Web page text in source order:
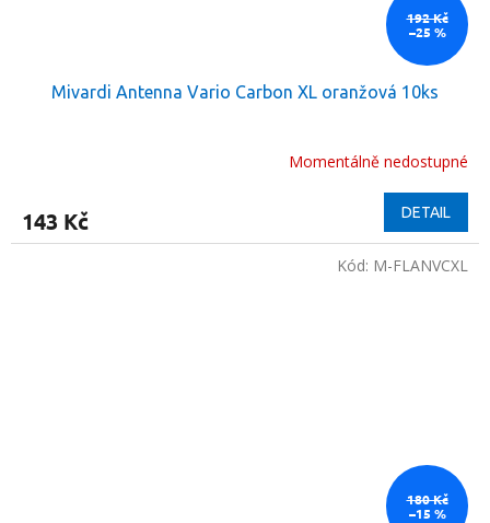
192 Kč
–25 %
Mivardi Antenna Vario Carbon XL oranžová 10ks
Momentálně nedostupné
143 Kč DETAIL
180 Kč
–15 %
Kód: M-FLANVCXL